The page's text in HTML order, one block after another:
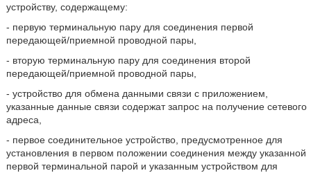
устройству, содержащему:
- первую терминальную пару для соединения первой
передающей/приемной проводной пары,
- вторую терминальную пару для соединения второй
передающей/приемной проводной пары,
- устройство для обмена данными связи с приложением,
указанные данные связи содержат запрос на получение сетевого
адреса,
- первое соединительное устройство, предусмотренное для
установления в первом положении соединения между указанной
первой терминальной парой и указанным устройством для